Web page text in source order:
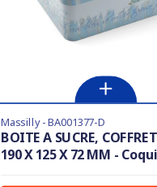
Massilly - BA001377-D
BOITE A SUCRE,
190 X 125 X 72 MM -